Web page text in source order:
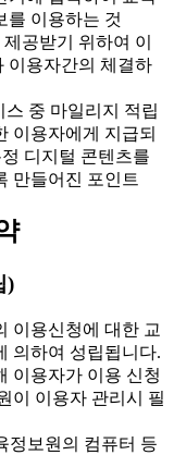
를 이용하는 것
공받기 위하여 이
이용자간의 체결하
중 마일리지 적립
이용자에게 지급되
디지털 콘텐츠를
만들어진 포인트
)
이용신청에 대한 교
의하여 성립됩니다.
이용자가 이용 신청
이 이용자 관리시 필
정보원의 컴퓨터 등